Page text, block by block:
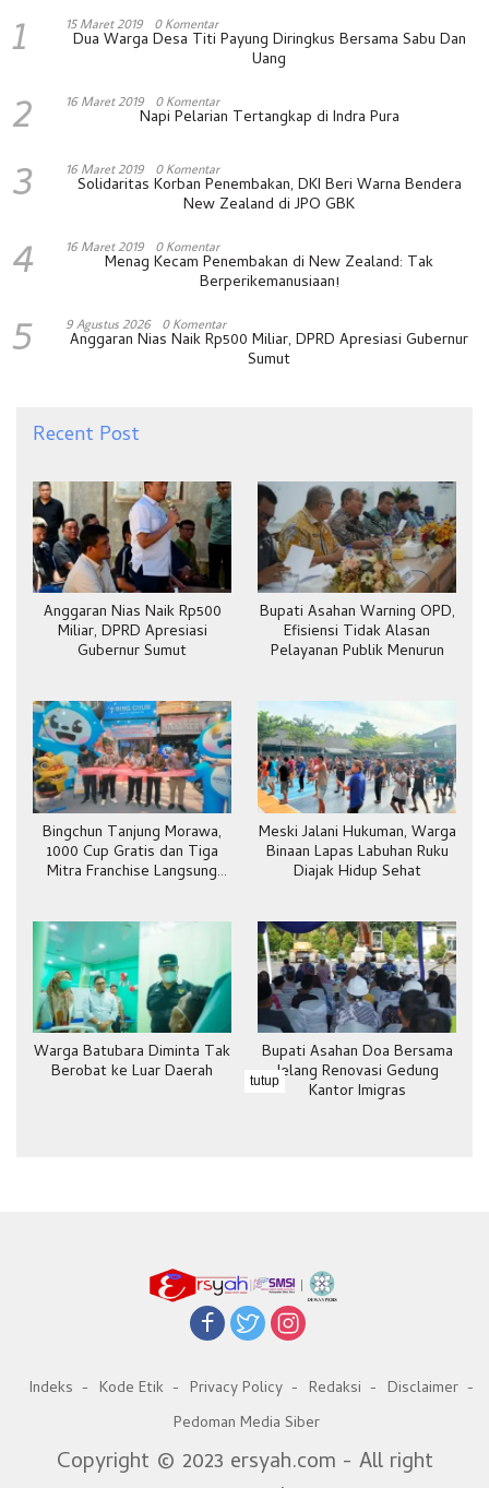
1 15 Maret 2019 0 Komentar
Dua Warga Desa Titi Payung Diringkus Bersama Sabu Dan
Uang
2 16 Maret 2019 0 Komentar
Napi Pelarian Tertangkap di Indra Pura
3 16 Maret 2019 0 Komentar
Solidaritas Korban Penembakan, DKI Beri Warna Bendera
New Zealand di JPO GBK
4 16 Maret 2019 0 Komentar
Menag Kecam Penembakan di New Zealand: Tak
Berperikemanusiaan!
5 9 Agustus 2026 0 Komentar
Anggaran Nias Naik Rp500 Miliar, DPRD Apresiasi Gubernur
Sumut
Recent Post
Anggaran Nias Naik Rp500
Miliar, DPRD Apresiasi
Gubernur Sumut
Bupati Asahan Warning OPD,
Efisiensi Tidak Alasan
Pelayanan Publik Menurun
Bingchun Tanjung Morawa,
1000 Cup Gratis dan Tiga
Mitra Franchise Langsung
Meski Jalani Hukuman, Warga
Binaan Lapas Labuhan Ruku
Diajak Hidup Sehat
Warga Batubara Diminta Tak
Berobat ke Luar Daerah
Bupati Asahan Doa Bersama
Jelang Renovasi Gedung
Kantor Imigras
Indeks Kode Etik Privacy Policy Redaksi
Disclaimer
Pedoman Media Siber
Copyright © 2023 ersyah.com - All right
tutup